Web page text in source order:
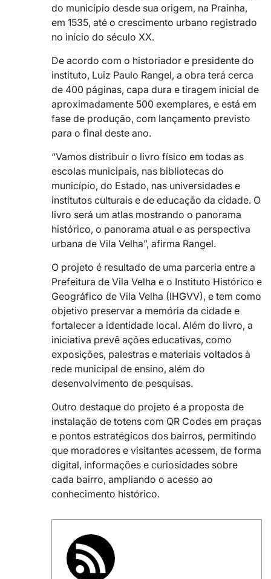
do município desde sua origem, na Prainha,
em 1535, até o crescimento urbano registrado
no início do século XX.
De acordo com o historiador e presidente do
instituto, Luiz Paulo Rangel, a obra terá cerca
de 400 páginas, capa dura e tiragem inicial de
aproximadamente 500 exemplares, e está em
fase de produção, com lançamento previsto
para o final deste ano.
“Vamos distribuir o livro físico em todas as
escolas municipais, nas bibliotecas do
município, do Estado, nas universidades e
institutos culturais e de educação da cidade. O
livro será um atlas mostrando o panorama
histórico, o panorama atual e as perspectiva
urbana de Vila Velha”, afirma Rangel.
O projeto é resultado de uma parceria entre a
Prefeitura de Vila Velha e o Instituto Histórico e
Geográfico de Vila Velha (IHGVV), e tem como
objetivo preservar a memória da cidade e
fortalecer a identidade local. Além do livro, a
iniciativa prevê ações educativas, como
exposições, palestras e materiais voltados à
rede municipal de ensino, além do
desenvolvimento de pesquisas.
Outro destaque do projeto é a proposta de
instalação de totens com QR Codes em praças
e pontos estratégicos dos bairros, permitindo
que moradores e visitantes acessem, de forma
digital, informações e curiosidades sobre
cada bairro, ampliando o acesso ao
conhecimento histórico.